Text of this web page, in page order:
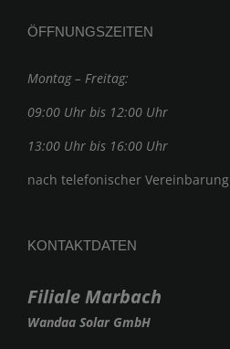
ÖFFNUNGSZEITEN
Montag – Freitag:
09:00 Uhr bis 12:00 Uhr
13:00 Uhr bis 16:00 Uhr
nach telefonischer Vereinbarung
KONTAKTDATEN
Filiale Marbach
Wandaa Solar GmbH